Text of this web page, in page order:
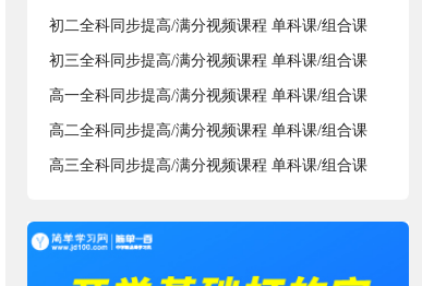
初二全科同步提高/满分视频课程 单科课/组合课
初三全科同步提高/满分视频课程 单科课/组合课
高一全科同步提高/满分视频课程 单科课/组合课
高二全科同步提高/满分视频课程 单科课/组合课
高三全科同步提高/满分视频课程 单科课/组合课